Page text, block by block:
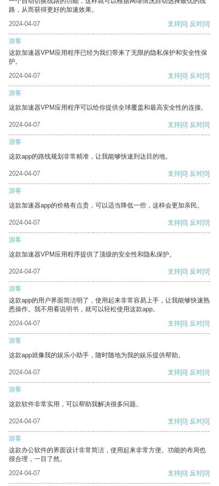
路，从而获得更好的加速效果。
2024-04-07
支持[0] 反对[0]
游客
这款加速器VPM应用程序已经为我们带来了无限的隐私保护和安全性保
护。
2024-04-07
支持[0] 反对[0]
游客
这款加速器VPM应用程序可以给你提供全球覆盖和最高安全性的连接。
2024-04-07 支持[0] 反对[0]
游客
这款app的路线规划非常精准，让我能够快速到达目的地。
2024-04-07 支持[0] 反对[0]
游客
这款加速器app的价格有点贵，可以适当降低一些，这样会更加亲民。
2024-04-07 支持[0] 反对[0]
游客
这款加速器VPM应用程序提供了顶级的安全性和隐私保护。
2024-04-07 支持[0] 反对[0]
游客
这款app的用户界面简洁明了，使用起来非常容易上手，让我能够快速熟
悉操作。我不用看说明书，就可以轻松使用这款app。
2024-04-07
支持[0] 反对[0]
游客
这款app就像我的娱乐小助手，随时随地为我的娱乐提供帮助。
2024-04-07 支持[0] 反对[0]
游客
这款软件非常实用，可以帮助我解决很多问题。
2024-04-07 支持[0] 反对[0]
游客
这款办公软件的界面设计非常简洁，使用起来非常方便。功能的布局也
很合理，一目了然。
2024-04-07
支持[0] 反对[0]